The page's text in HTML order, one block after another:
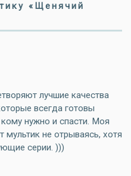
«Щенячий
лучшие качества
всегда готовы
нужно и спасти. Моя
мультик не отрываясь, хотя
серии. )))